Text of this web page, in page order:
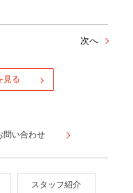
次へ
見る
問い合わせ
スタッフ紹介